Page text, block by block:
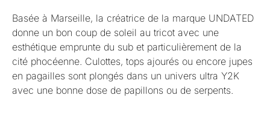
Basée à Marseille, la créatrice de la marque UNDATED
donne un bon coup de soleil au tricot avec une
esthétique emprunte du sub et particulièrement de la
cité phocéenne. Culottes, tops ajourés ou encore jupes
en pagailles sont plongés dans un univers ultra Y2K
avec une bonne dose de papillons ou de serpents.